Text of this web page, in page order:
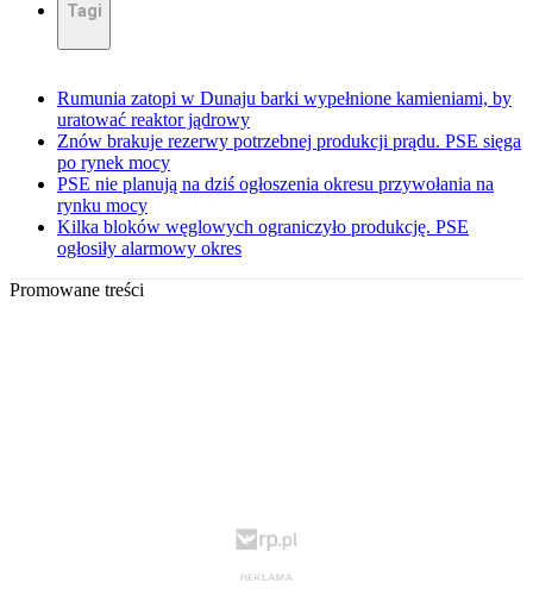
Tagi
Rumunia zatopi w Dunaju barki wypełnione kamieniami, by
uratować reaktor jądrowy
Znów brakuje rezerwy potrzebnej produkcji prądu. PSE sięga
po rynek mocy
PSE nie planują na dziś ogłoszenia okresu przywołania na
rynku mocy
Kilka bloków węglowych ograniczyło produkcję. PSE
ogłosiły alarmowy okres
Promowane treści